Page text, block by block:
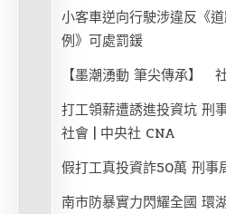
小客車逆向行駛涉違反《
例》可處罰鍰
【墨潮湧動 筆尖傳承】
打工領薪遭誘進投資坑 刑
社會 | 中央社 CNA
假打工真投資詐50萬 刑事
南市防暴實力閃耀全國 環